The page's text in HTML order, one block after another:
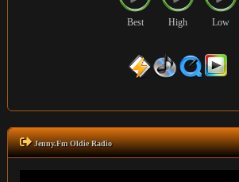
Best High Low
Jenny.Fm Oldie Radio